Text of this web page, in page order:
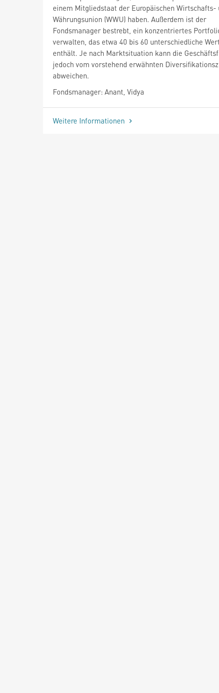
einem Mitgliedstaat der Europäischen Wirtschafts-
Währungsunion (WWU) haben. Außerdem ist der
Fondsmanager bestrebt, ein konzentriertes
verwalten, das etwa 40 bis 60 unterschiedliche
enthält. Je nach Marktsituation kann die
jedoch vom vorstehend erwähnten
abweichen.
Fondsmanager: Anant, Vidya
Weitere Informationen